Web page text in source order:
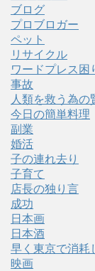
ブログ
プロブロガー
ペット
リサイクル
ワードプレス困
事故
人類を救う為の
今日の簡単料理
副業
婚活
子の連れ去り
子育て
店長の独り言
成功
日本画
日本酒
早く東京で消耗
映画